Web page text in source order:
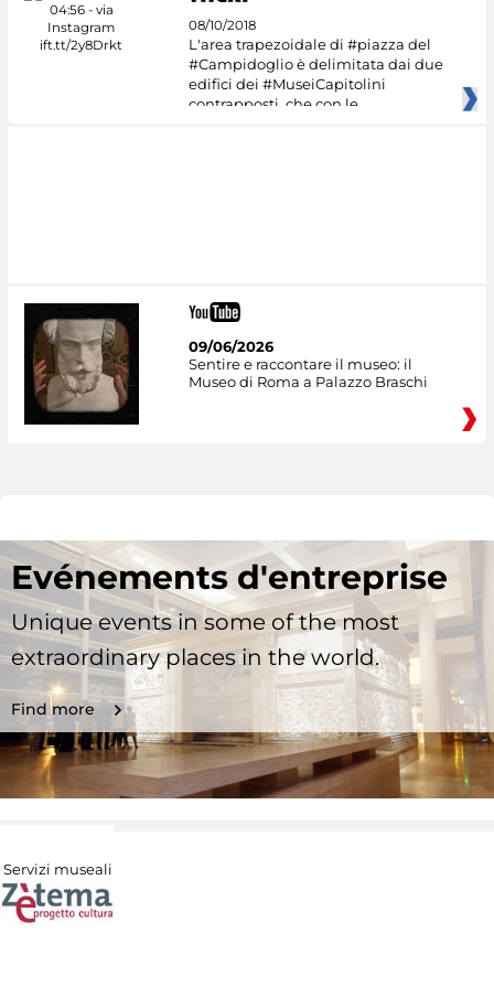
08/10/2018
L'area trapezoidale di #piazza del
#Campidoglio è delimitata dai due
edifici dei #MuseiCapitolini
contrapposti, che con le
09/06/2026
Sentire e raccontare il museo: il
Museo di Roma a Palazzo Braschi
Evénements d'entreprise
Unique events in some of the most
extraordinary places in the world.
Find more
Servizi museali